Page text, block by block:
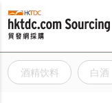
酒精饮料 白酒